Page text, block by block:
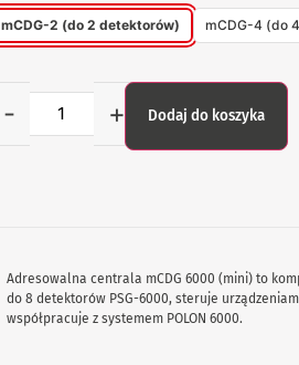
mCDG-2 (do 2 detektorów) mCDG-4 (do
- + Dodaj do koszyka
Adresowalna centrala mCDG 6000 (mini) to
do 8 detektorów PSG-6000, steruje
współpracuje z systemem POLON 6000.